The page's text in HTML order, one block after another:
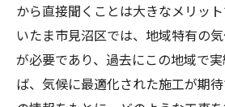
から直接聞くことは大きなメリッ
いたま市見沼区では、地域特有の
が必要であり、過去にこの地域で
ば、気候に最適化された施工が期